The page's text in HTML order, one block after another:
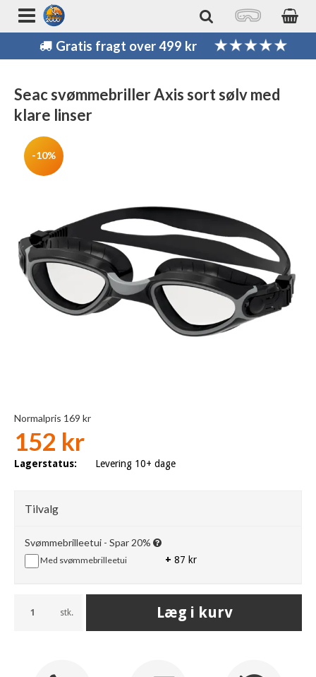
Gratis fragt over 499 kr
Seac svømmebriller Axis sort sølv med
klare linser
-10%
Normalpris 169 kr
152 kr
Lagerstatus: Levering 10+ dage
Tilvalg
Svømmebrilleetui - Spar 20%
Med svømmebrilleetui + 87 kr
stk. Læg i kurv